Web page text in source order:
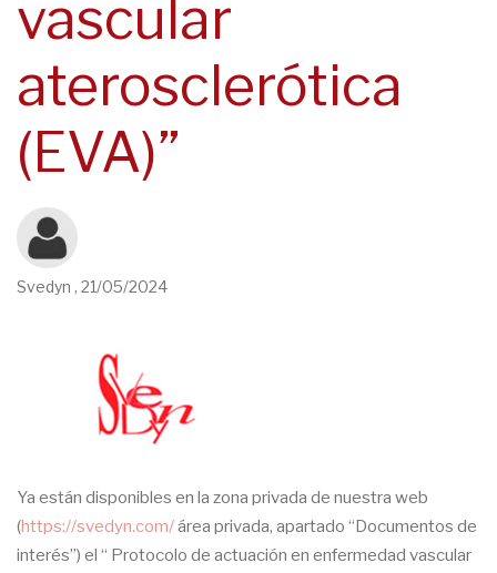
vascular
aterosclerótica
(EVA)”
Svedyn , 21/05/2024
Ya están disponibles en la zona privada de nuestra web
(https://svedyn.com/área privada, apartado “Documentos de
interés”) el “ Protocolo de actuación en enfermedad vascular